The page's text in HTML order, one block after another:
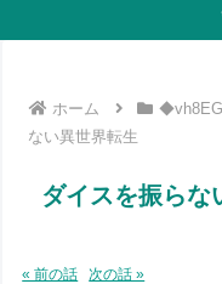
ホーム
ない異世界転生
ダイスを振ら
« 前の話 次の話 »